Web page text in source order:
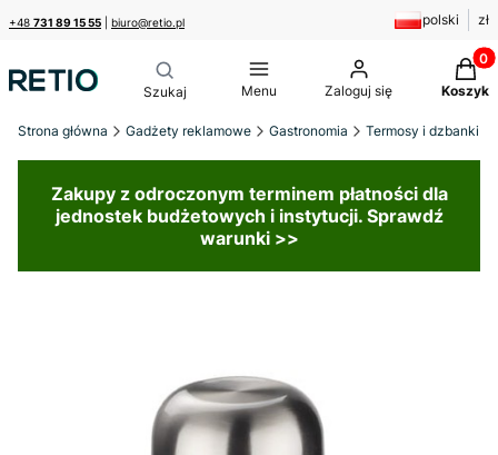
+48 731 89 15 55 biuro@retio.pl polski zł
Menu Zaloguj się Koszyk
Strona główna Gadżety reklamowe Gastronomia Termosy i dzbanki
Zakupy z odroczonym terminem płatności dla
jednostek budżetowych i instytucji. Sprawdź
warunki >>